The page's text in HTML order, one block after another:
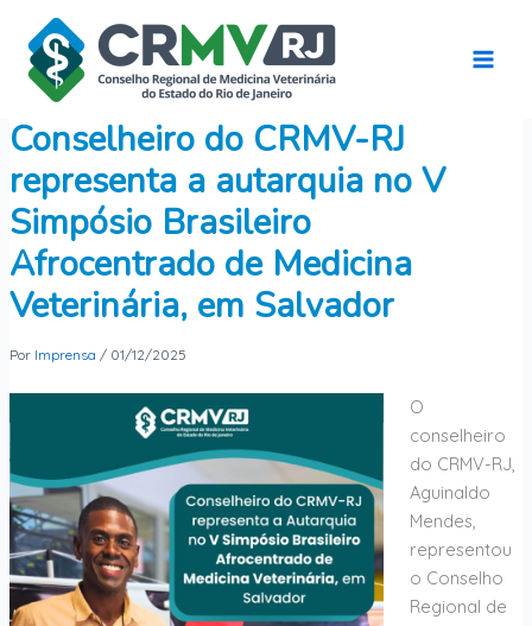
para
conteúdo
Conselheiro do CRMV-RJ
representa a autarquia no V
Simpósio Brasileiro
Afrocentrado de Medicina
Veterinária, em Salvador
Por Imprensa / 01/12/2025
O
conselheiro
do CRMV-RJ,
Aguinaldo
Mendes,
representou
o Conselho
Regional de